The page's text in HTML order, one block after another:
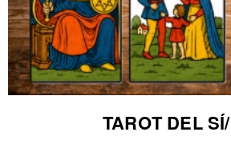
TAROT DEL